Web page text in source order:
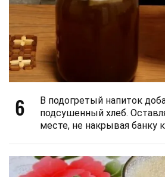
6
В подогретый напиток
подсушенный хлеб.
месте, не накрывая банку